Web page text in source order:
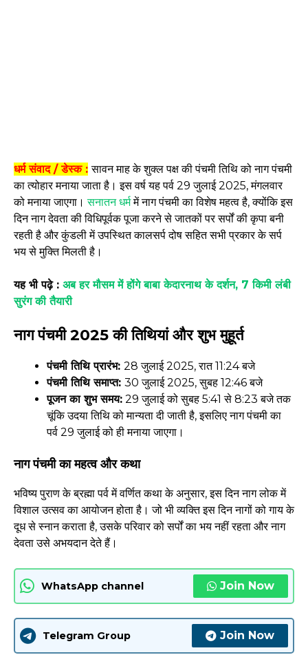
धर्म संवाद / डेस्क : सावन माह के शुक्ल पक्ष की पंचमी तिथि को नाग पंचमी
का त्योहार मनाया जाता है। इस वर्ष यह पर्व 29 जुलाई 2025, मंगलवार
को मनाया जाएगा।सनातन धर्ममें नाग पंचमी का विशेष महत्व है, क्योंकि इस
दिन नाग देवता की विधिपूर्वक पूजा करने से जातकों पर सर्पों की कृपा बनी
रहती है और कुंडली में उपस्थित कालसर्प दोष सहित सभी प्रकार के सर्प
भय से मुक्ति मिलती है।
यह भी पढ़े : अब हर मौसम में होंगे बाबा केदारनाथ के दर्शन, 7 किमी लंबी
सुरंग की तैयारी
नाग पंचमी 2025 की तिथियां और शुभ मुहूर्त
पंचमी तिथि प्रारंभ: 28 जुलाई 2025, रात 11:24 बजे
पंचमी तिथि समाप्त: 30 जुलाई 2025, सुबह 12:46 बजे
पूजन का शुभ समय: 29 जुलाई को सुबह 5:41 से 8:23 बजे तक
चूंकि उदया तिथि को मान्यता दी जाती है, इसलिए नाग पंचमी का
पर्व 29 जुलाई को ही मनाया जाएगा।
नाग पंचमी का महत्व और कथा
भविष्य पुराण के ब्रह्मा पर्व में वर्णित कथा के अनुसार, इस दिन नाग लोक में
विशाल उत्सव का आयोजन होता है। जो भी व्यक्ति इस दिन नागों को गाय के
दूध से स्नान कराता है, उसके परिवार को सर्पों का भय नहीं रहता और नाग
देवता उसे अभयदान देते हैं।
WhatsApp channel Join Now
Telegram Group Join Now